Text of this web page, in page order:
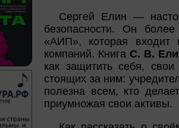
Сергей Елин —
безопасности. Он
«АИП», которая входит
компаний. Книга С. В.
как защитить себя,
стоящих за ним:
полезна всем, кто
приумножая свои активы.